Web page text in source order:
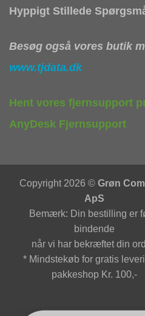
Hyppigt Stillede
Besøg også vores butik
www.tjdata.dk
Hent vores fjernsupport
AnyDesk Fjernsupport
Copyright 2026 © Grøn
ApS
Bemærk: Din bestilling er
bindende
når vi har bekræftet din
* Mindstekøb for gratis
pakkeshop Kr. 100,-